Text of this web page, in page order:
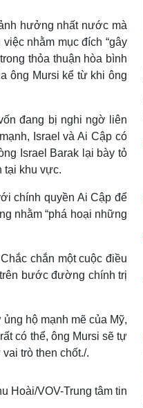
hưởng nhất nước mà
nhằm mục đích “gây
thỏa thuận hòa bình
ông Mursi kể từ khi ông
đang bị nghi ngờ liên
Israel và Ai Cập có
Israel Barak lại bày tỏ
tại khu vực.
chính quyền Ai Cập để
nhằm “phá hoại những
chắn một cuộc điều
bước đường chính trị
hộ mạnh mẽ của Mỹ,
có thể, ông Mursi sẽ tự
trò then chốt./.
Hoài/VOV-Trung tâm tin